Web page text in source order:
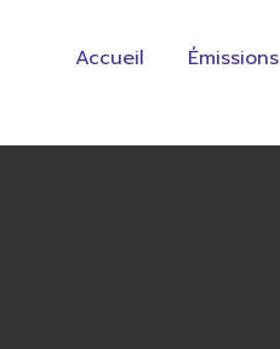
Accueil Émissions